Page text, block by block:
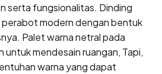
serta fungsionalitas. Dinding
modern dengan bentuk
Palet warna netral pada
untuk mendesain ruangan, Tapi,
warna yang dapat